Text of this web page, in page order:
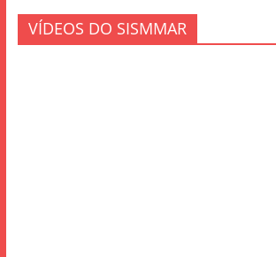
VÍDEOS DO SISMMAR